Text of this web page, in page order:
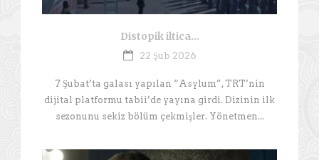
Distopik iltica…
22 Şub 2026
7 Şubat’ta galası yapılan “Asylum”, TRT’nin
dijital platformu tabii’de yayına girdi. Dizinin ilk
sezonunu sekiz bölüm çekmişler. Yönetmen...